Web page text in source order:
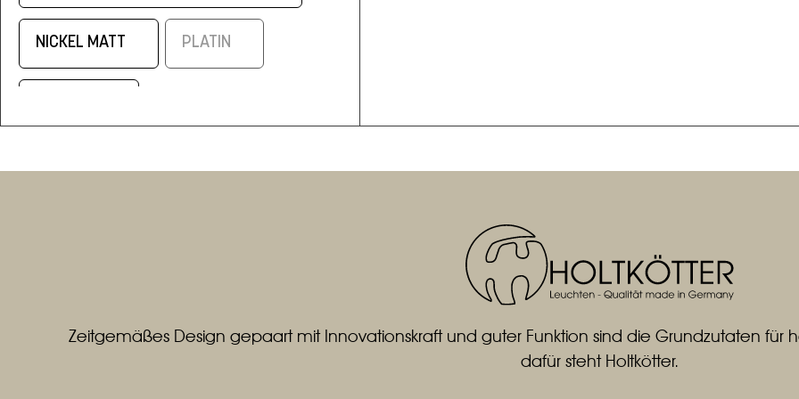
NICKEL MATT PLATIN
Zeitgemäßes Design gepaart mit Innovationskraft und guter Funktion sind die Grundzutaten für
dafür steht Holtkötter.